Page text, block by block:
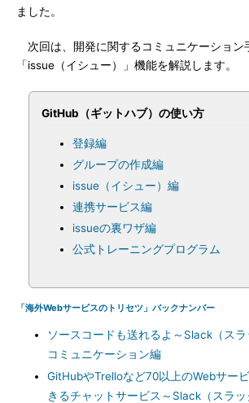
ました。
次回は、開発に関するコミュニケーション
「issue（イシュー）」機能を解説します。
GitHub（ギットハブ）の使い方
登録編
グループの作成編
issue（イシュー）編
連携サービス編
issueの裏ワザ編
公式トレーニングプログラム
「海外Webサービスのトリセツ」バックナンバー
ソースコードも送れるよ～Slack（スラ
コミュニケーション編
GitHubやTrelloなど70以上のWebサー
きるチャットサービス～Slack（スラ